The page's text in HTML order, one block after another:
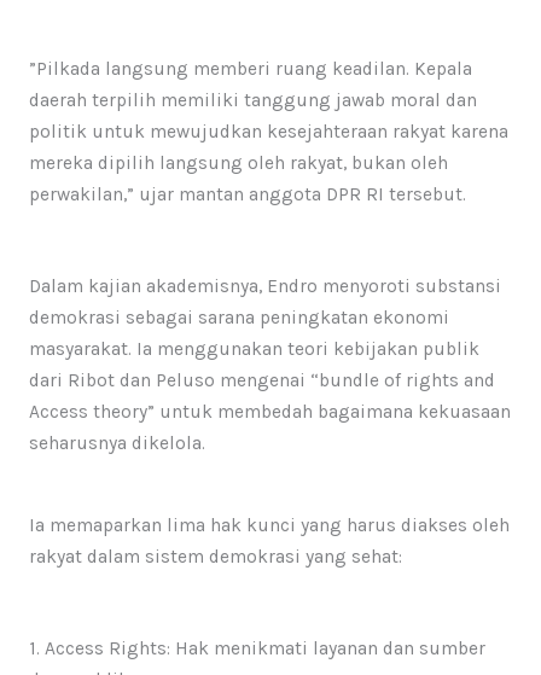
​”Pilkada langsung memberi ruang keadilan. Kepala
daerah terpilih memiliki tanggung jawab moral dan
politik untuk mewujudkan kesejahteraan rakyat karena
mereka dipilih langsung oleh rakyat, bukan oleh
perwakilan,” ujar mantan anggota DPR RI tersebut.
​​Dalam kajian akademisnya, Endro menyoroti substansi
demokrasi sebagai sarana peningkatan ekonomi
masyarakat. Ia menggunakan teori kebijakan publik
dari Ribot dan Peluso mengenai “bundle of rights and
Access theory” untuk membedah bagaimana kekuasaan
seharusnya dikelola.
​Ia memaparkan lima hak kunci yang harus diakses oleh
rakyat dalam sistem demokrasi yang sehat:
1. ​Access Rights: Hak menikmati layanan dan sumber